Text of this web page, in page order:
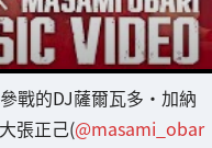
戰的DJ薩爾瓦多・加納
張正己(@masami_obar